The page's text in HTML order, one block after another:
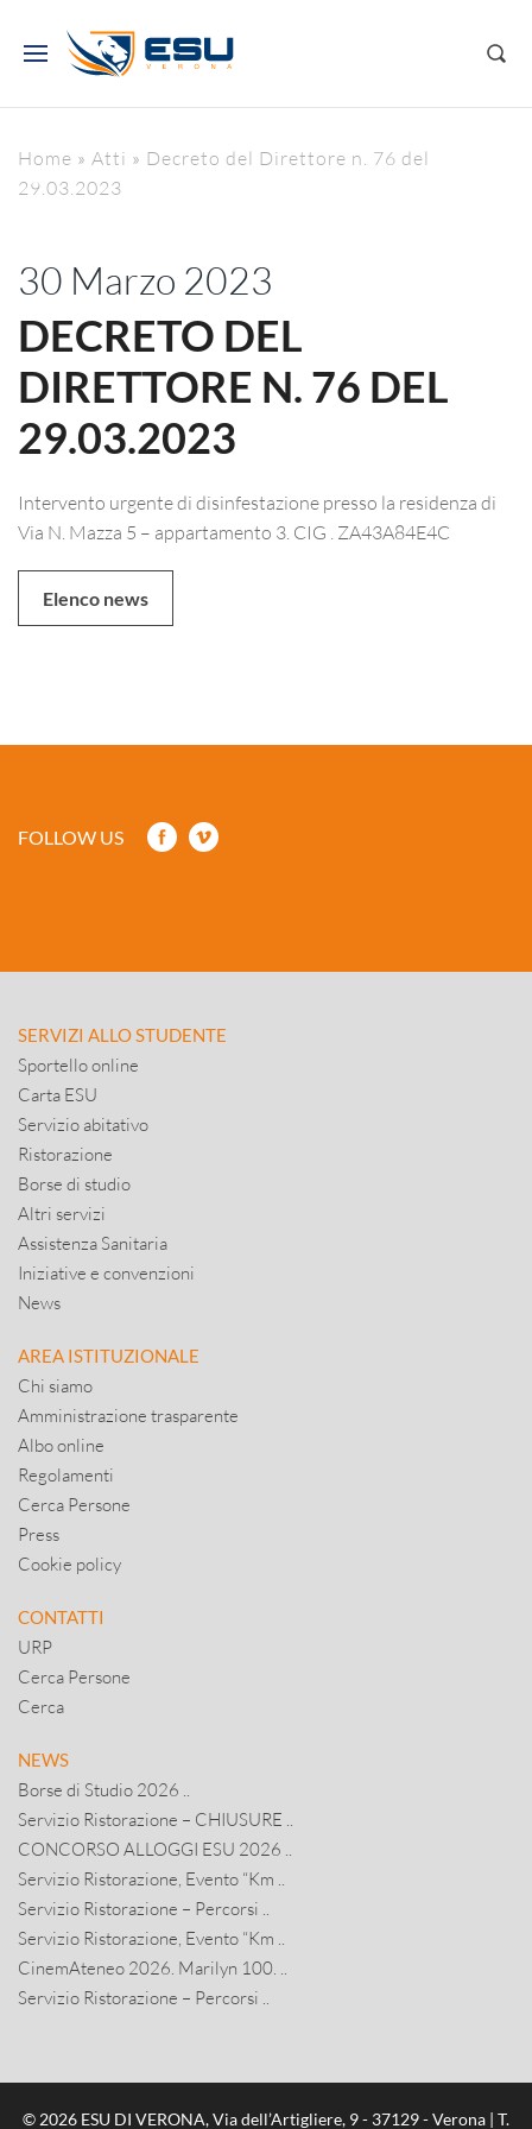
Home » Atti » Decreto del Direttore n. 76 del
29.03.2023
30 Marzo 2023
DECRETO DEL
DIRETTORE N. 76 DEL
29.03.2023
Intervento urgente di disinfestazione presso la residenza di
Via N. Mazza 5 – appartamento 3. CIG . ZA43A84E4C
Elenco news
FOLLOW US
SERVIZI ALLO STUDENTE
Sportello online
Carta ESU
Servizio abitativo
Ristorazione
Borse di studio
Altri servizi
Assistenza Sanitaria
Iniziative e convenzioni
News
AREA ISTITUZIONALE
Chi siamo
Amministrazione trasparente
Albo online
Regolamenti
Cerca Persone
Press
Cookie policy
CONTATTI
URP
Cerca Persone
Cerca
NEWS
Borse di Studio 2026 ..
Servizio Ristorazione – CHIUSURE ..
CONCORSO ALLOGGI ESU 2026 ..
Servizio Ristorazione, Evento “Km ..
Servizio Ristorazione – Percorsi ..
Servizio Ristorazione, Evento “Km ..
CinemAteneo 2026. Marilyn 100. ..
Servizio Ristorazione – Percorsi ..
© 2026 ESU DI VERONA, Via dell’Artigliere, 9 - 37129 - Verona | T.